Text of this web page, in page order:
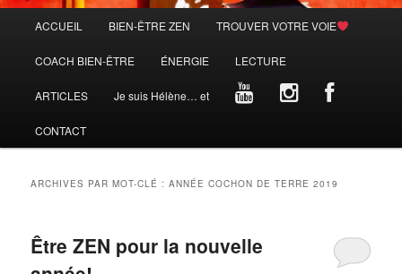
principal
ACCUEIL BIEN-ÊTRE ZEN TROUVER VOTRE VOIE
COACH BIEN-ÊTRE ÉNERGIE LECTURE
ARTICLES Je suis Hélène… et
CONTACT
ARCHIVES PAR MOT-CLÉ :ANNÉE COCHON DE TERRE 2019
Être ZEN pour la nouvelle